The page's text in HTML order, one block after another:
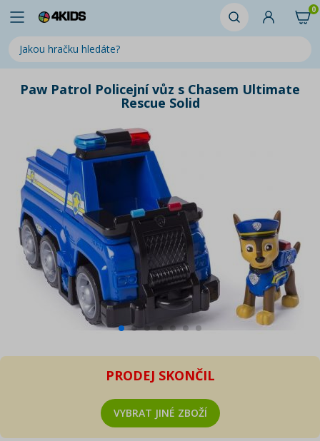
0
Paw Patrol Policejní vůz s Chasem Ultimate
Rescue Solid
PRODEJ SKONČIL
VYBRAT JINÉ ZBOŽÍ